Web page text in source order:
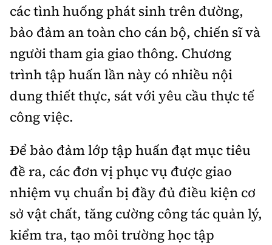
các tình huống phát sinh trên đường,
bảo đảm an toàn cho cán bộ, chiến sĩ và
người tham gia giao thông. Chương
trình tập huấn lần này có nhiều nội
dung thiết thực, sát với yêu cầu thực tế
công việc.
Để bảo đảm lớp tập huấn đạt mục tiêu
đề ra, các đơn vị phục vụ được giao
nhiệm vụ chuẩn bị đầy đủ điều kiện cơ
sở vật chất, tăng cường công tác quản lý,
kiểm tra, tạo môi trường học tập